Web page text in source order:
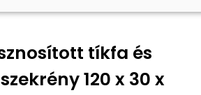
tíkfa és
120 x 30 x